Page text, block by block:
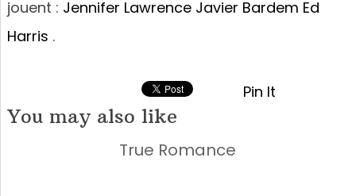
jouent : Jennifer Lawrence Javier Bardem Ed
Harris .
Pin It
You may also like
True Romance